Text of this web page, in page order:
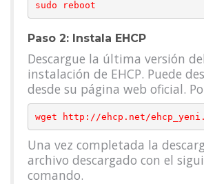
Paso 2: Instala EHCP
Descargue la última versión
instalación de EHCP. Puede
desde su página web oficial.
Una vez completada la
archivo descargado con el
comando.